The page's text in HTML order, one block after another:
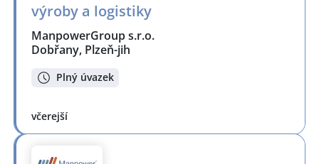
výroby a logistiky
ManpowerGroup s.r.o.
Dobřany, Plzeň-jih
Plný úvazek
včerejší